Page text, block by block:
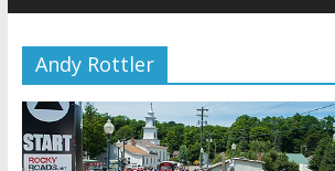
Andy Rottler